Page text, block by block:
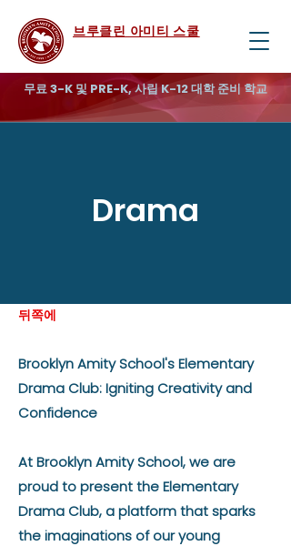
브루클린 아미티 스쿨
무료 3-K 및 PRE-K, 사립 K-12 대학 준비 학교
Drama
뒤쪽에
Brooklyn Amity School's Elementary
Drama Club: Igniting Creativity and
Confidence
At Brooklyn Amity School, we are
proud to present the Elementary
Drama Club, a platform that sparks
the imaginations of our young